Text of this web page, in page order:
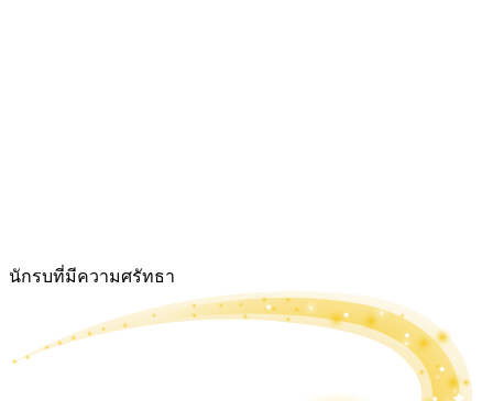
นักรบที่มีความศรัทธา